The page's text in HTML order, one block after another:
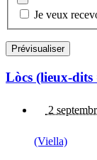
Je veux
Lòcs (lieux-dits
2
(Viella)